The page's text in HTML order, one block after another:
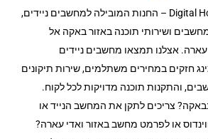
ברוכים הבאים ל־Digital House – החנות המובילה למחשבים ניידים,
מחשבים ושירותי תוכנה באזור באקה אל
עארה. אצלנו תמצאו מחשבים ניידים
חזקים במחירים משתלמים, שירות תיקונים
והתקנות תוכנה מדויקות לכל לקוח.
צריכים לתקן את המחשב הנייד או
או לפרמט מחשב באזור ואדי עארה?